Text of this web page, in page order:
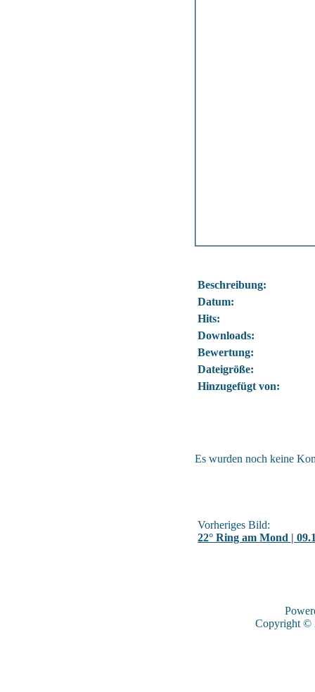
Beschreibung:
Datum:
Hits:
Downloads:
Bewertung:
Dateigröße:
Hinzugefügt von:
Es wurden noch keine
Vorheriges Bild:
22° Ring am Mond |
Copyright ©